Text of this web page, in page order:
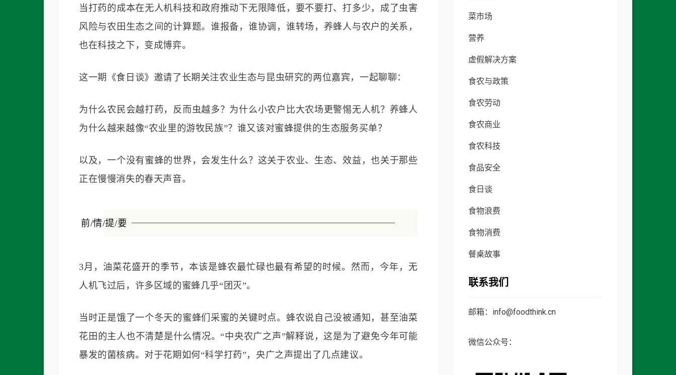
当打药的成本在无人机科技和政府推动下无限降低，要不要打、打多少，成了虫害
风险与农田生态之间的计算题。谁报备，谁协调，谁转场，养蜂人与农户的关系，
也在科技之下，变成博弈。
这一期《食日谈》邀请了长期关注农业生态与昆虫研究的两位嘉宾，一起聊聊：
为什么农民会越打药，反而虫越多？为什么小农户比大农场更警惕无人机？养蜂人
为什么越来越像“农业里的游牧民族”？谁又该对蜜蜂提供的生态服务买单？
以及，一个没有蜜蜂的世界，会发生什么？这关于农业、生态、效益，也关于那些
正在慢慢消失的春天声音。
前/情/提/要
3月，油菜花盛开的季节，本该是蜂农最忙碌也最有希望的时候。然而，今年，无
人机飞过后，许多区域的蜜蜂几乎“团灭”。
当时正是饿了一个冬天的蜜蜂们采蜜的关键时点。蜂农说自己没被通知，甚至油菜
花田的主人也不清楚是什么情况。“中央农广之声”解释说，这是为了避免今年可能
暴发的菌核病。对于花期如何“科学打药”，央广之声提出了几点建议。
菜市场
营养
虚假解决方案
食农与政策
食农劳动
食农商业
食农科技
食品安全
食日谈
食物浪费
食物消费
餐桌故事
联系我们
邮箱：info@foodthink.cn
微信公众号：